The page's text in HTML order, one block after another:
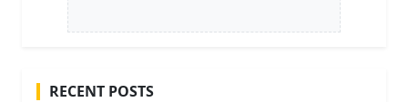
RECENT POSTS